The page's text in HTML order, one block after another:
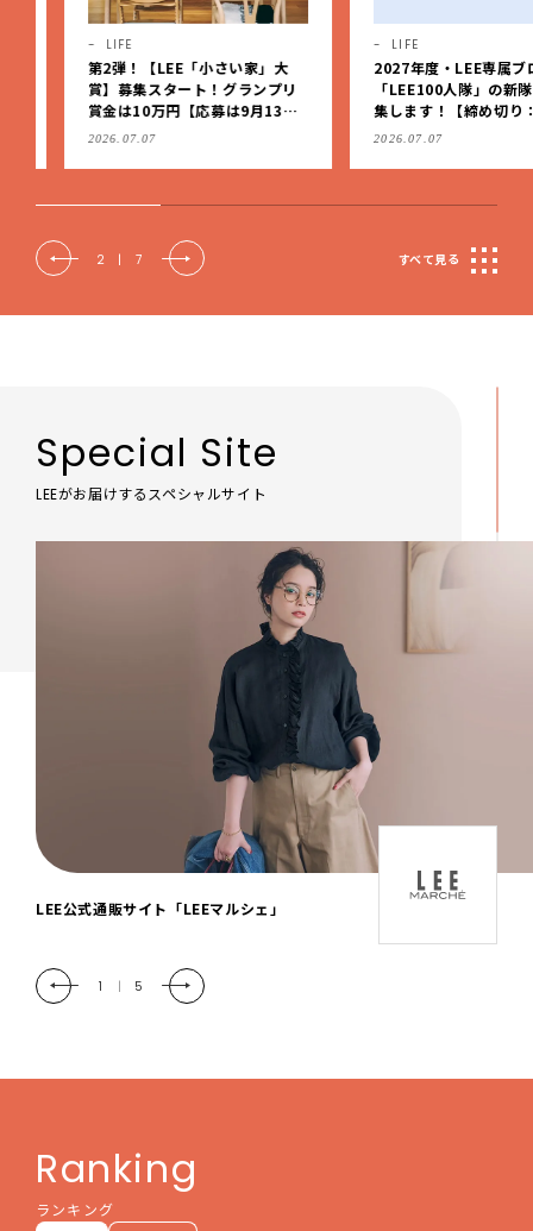
LIFE
第2弾！【LEE「小さい家」大
賞】募集スタート！グランプリ
賞金は10万円【応募は9月13日
（日）まで】
2026.07.07
LIFE
2027年度・LEE専属ブロガ
「LEE100人隊」の新隊員
集します！【締め切り：
（火）】
2026.07.07
2 | 7 すべて見る
Special Site
LEEがお届けするスペシャルサイト
「LEE DAYS」本物志向にときめく。大人カ
2 | 5
Ranking
ランキング